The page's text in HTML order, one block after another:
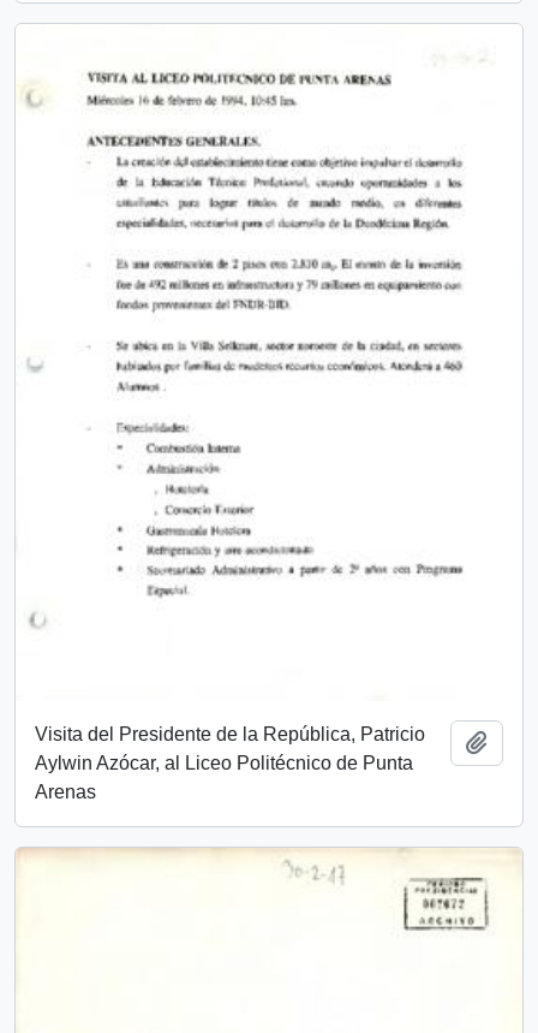
Visita del Presidente de la República, Patricio
Aylwin Azócar, al Liceo Politécnico de Punta
Arenas